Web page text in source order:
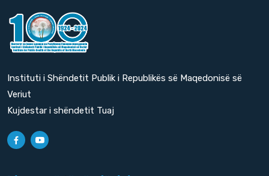
Instituti i Shëndetit Publik i Republikës së Maqedonisë së
Veriut
Kujdestar i shëndetit Tuaj